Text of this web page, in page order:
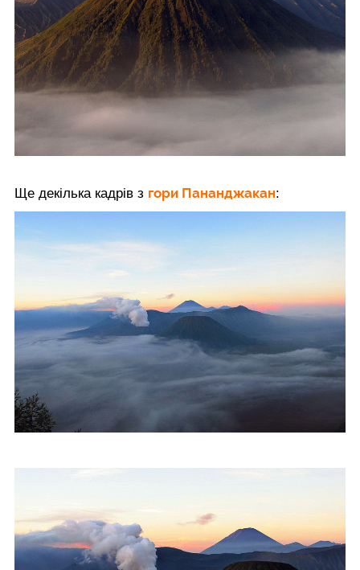
Ще декілька кадрів з гори Пананджакан: